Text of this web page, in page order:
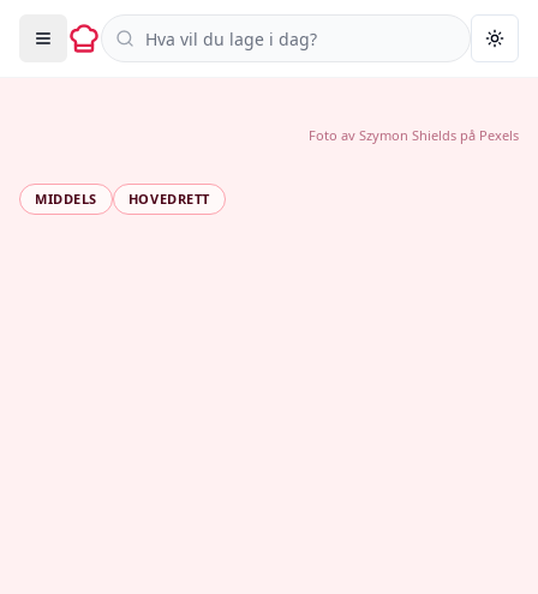
Søk i oppskrifter
MIDDELS HOVEDRETT
Foto av Szymon Shields på Pexels